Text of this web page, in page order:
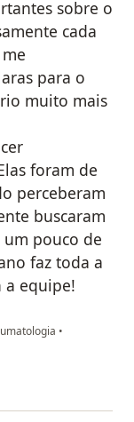
sobre o
cada
para o
muito mais
foram de
perceberam
buscaram
pouco de
faz toda a
a equipe!
•